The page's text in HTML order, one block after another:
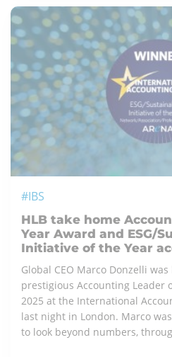
#IBS
HLB take home
Year Award and ESG/
Initiative of the Year
Global CEO Marco Donzelli
prestigious Accounting Leader
2025 at the International
last night in London. Marco
to look beyond numbers,